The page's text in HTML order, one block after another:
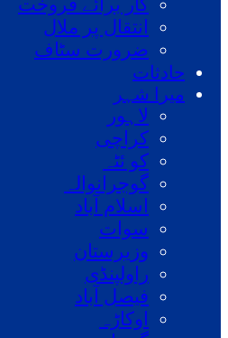
کار برائے فروخت
انتقال پر ملال
ضرورت سٹاف
حادثات
میرا شہر
لاہور
کراچی
کو ئٹہ
گوجرانوالہ
اسلام آباد
سوات
وزیرستان
راولپنڈی
فیصل آباد
اوکاڑہ